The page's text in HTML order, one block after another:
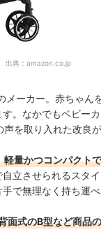
出典： amazon.co.jp
メーカー。赤ちゃ
。なかでもベビー
声を取り入れた改良
量かつコンパクト
立させられるスタ
で無理なく持ち運べ
面式のB型など商品